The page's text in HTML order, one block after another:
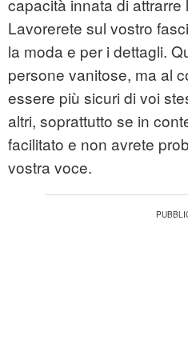
capacità innata di
Lavorerete sul vostro
la moda e per i dettagli.
persone vanitose, ma al
essere più sicuri di voi
altri, soprattutto se in
facilitato e non avrete
vostra voce.